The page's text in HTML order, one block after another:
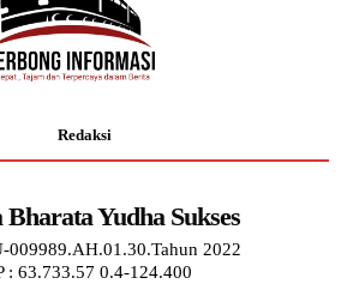
Redaksi
Yudha Sukses
009989.AH.01.30.Tahun 2022
: 63.733.57 0.4-124.400